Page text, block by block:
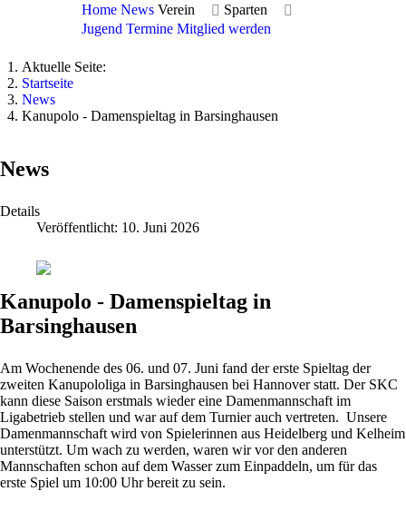
Home News Verein
Sparten
Jugend Termine Mitglied werden
Aktuelle Seite:
Startseite
News
Kanupolo - Damenspieltag in Barsinghausen
News
Details
Veröffentlicht: 10. Juni 2026
Kanupolo - Damenspieltag in
Barsinghausen
Am Wochenende des 06. und 07. Juni fand der erste Spieltag der
zweiten Kanupololiga in Barsinghausen bei Hannover statt. Der SKC
kann diese Saison erstmals wieder eine Damenmannschaft im
Ligabetrieb stellen und war auf dem Turnier auch vertreten. Unsere
Damenmannschaft wird von Spielerinnen aus Heidelberg und Kelheim
unterstützt. Um wach zu werden, waren wir vor den anderen
Mannschaften schon auf dem Wasser zum Einpaddeln, um für das
erste Spiel um 10:00 Uhr bereit zu sein.